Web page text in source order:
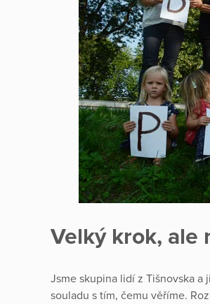
Velký krok, ale
Jsme skupina lidí z Tišnovska
souladu s tím, čemu věříme.